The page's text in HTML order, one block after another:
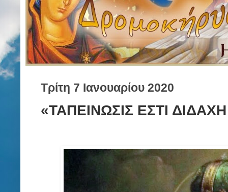
Τρίτη 7 Ιανουαρίου 2020
«ΤΑΠΕΙΝΩΣΙΣ ΕΣΤΙ